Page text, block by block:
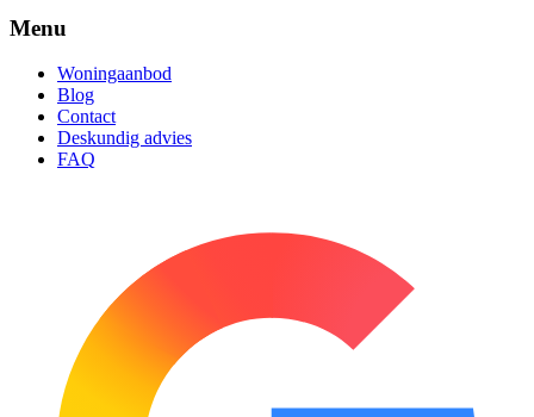
Menu
Woningaanbod
Blog
Contact
Deskundig advies
FAQ